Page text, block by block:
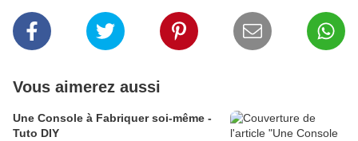
Vous aimerez aussi
Une Console à Fabriquer soi-même -
Tuto DIY